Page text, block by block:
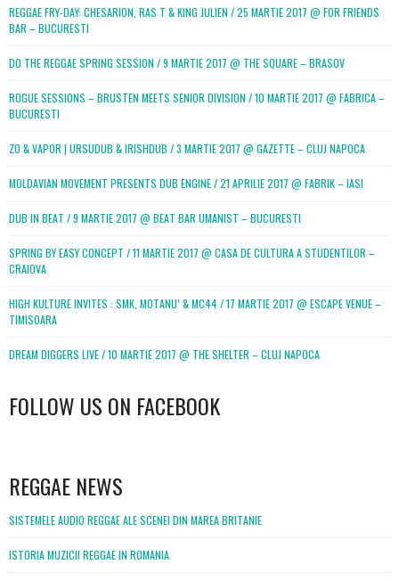
REGGAE FRY-DAY: CHESARION, RAS T & KING JULIEN / 25 MARTIE 2017 @ FOR FRIENDS
BAR – BUCURESTI
DO THE REGGAE SPRING SESSION / 9 MARTIE 2017 @ THE SQUARE – BRASOV
ROGUE SESSIONS – BRUSTEN MEETS SENIOR DIVISION / 10 MARTIE 2017 @ FABRICA –
BUCURESTI
ZO & VAPOR | URSUDUB & IRISHDUB / 3 MARTIE 2017 @ GAZETTE – CLUJ NAPOCA
MOLDAVIAN MOVEMENT PRESENTS DUB ENGINE / 21 APRILIE 2017 @ FABRIK – IASI
DUB IN BEAT / 9 MARTIE 2017 @ BEAT BAR UMANIST – BUCURESTI
SPRING BY EASY CONCEPT / 11 MARTIE 2017 @ CASA DE CULTURA A STUDENTILOR –
CRAIOVA
HIGH KULTURE INVITES : SMK, MOTANU’ & MC44 / 17 MARTIE 2017 @ ESCAPE VENUE –
TIMISOARA
DREAM DIGGERS LIVE / 10 MARTIE 2017 @ THE SHELTER – CLUJ NAPOCA
FOLLOW US ON FACEBOOK
REGGAE NEWS
SISTEMELE AUDIO REGGAE ALE SCENEI DIN MAREA BRITANIE
ISTORIA MUZICII REGGAE IN ROMANIA